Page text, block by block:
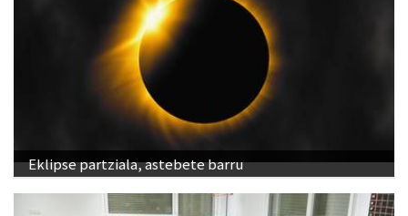
Eklipse partziala, astebete barru